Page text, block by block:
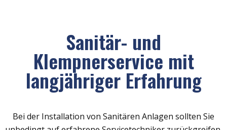
Sanitär- und
Klempnerservice mit
langjähriger Erfahrung
Bei der Installation von Sanitären Anlagen sollten Sie